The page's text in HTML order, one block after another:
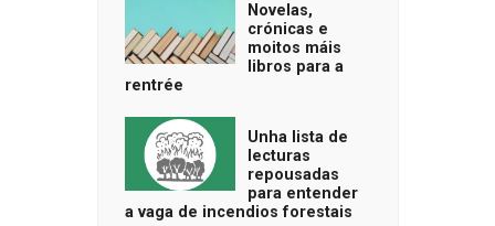
Novelas,
crónicas e
moitos máis
libros para a
rentrée
Unha lista de
lecturas
repousadas
para entender
a vaga de incendios forestais